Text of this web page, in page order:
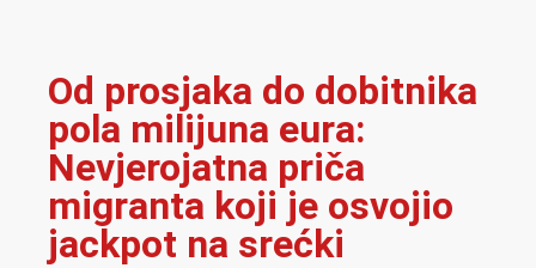
Od prosjaka do dobitnika
pola milijuna eura:
Nevjerojatna priča
migranta koji je osvojio
jackpot na srećki